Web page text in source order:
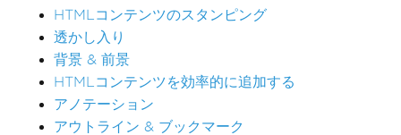
HTMLコンテンツのスタンピング
透かし入り
背景 & 前景
HTMLコンテンツを効率的に追加する
アノテーション
アウトライン & ブックマーク